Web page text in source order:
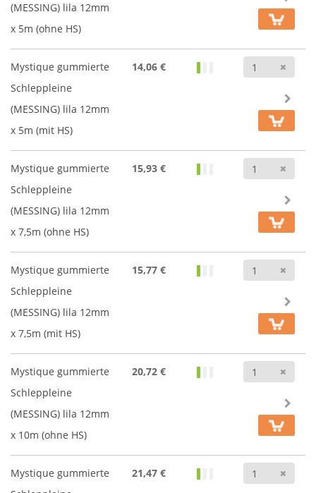
(MESSING) lila 12mm
x 5m (ohne HS)
Mystique gummierte
Schleppleine
(MESSING) lila 12mm
x 5m (mit HS)
14,06 €
Mystique gummierte
Schleppleine
(MESSING) lila 12mm
x 7,5m (ohne HS)
15,93 €
Mystique gummierte
Schleppleine
(MESSING) lila 12mm
x 7,5m (mit HS)
15,77 €
Mystique gummierte
Schleppleine
(MESSING) lila 12mm
x 10m (ohne HS)
20,72 €
Mystique gummierte
21,47 €